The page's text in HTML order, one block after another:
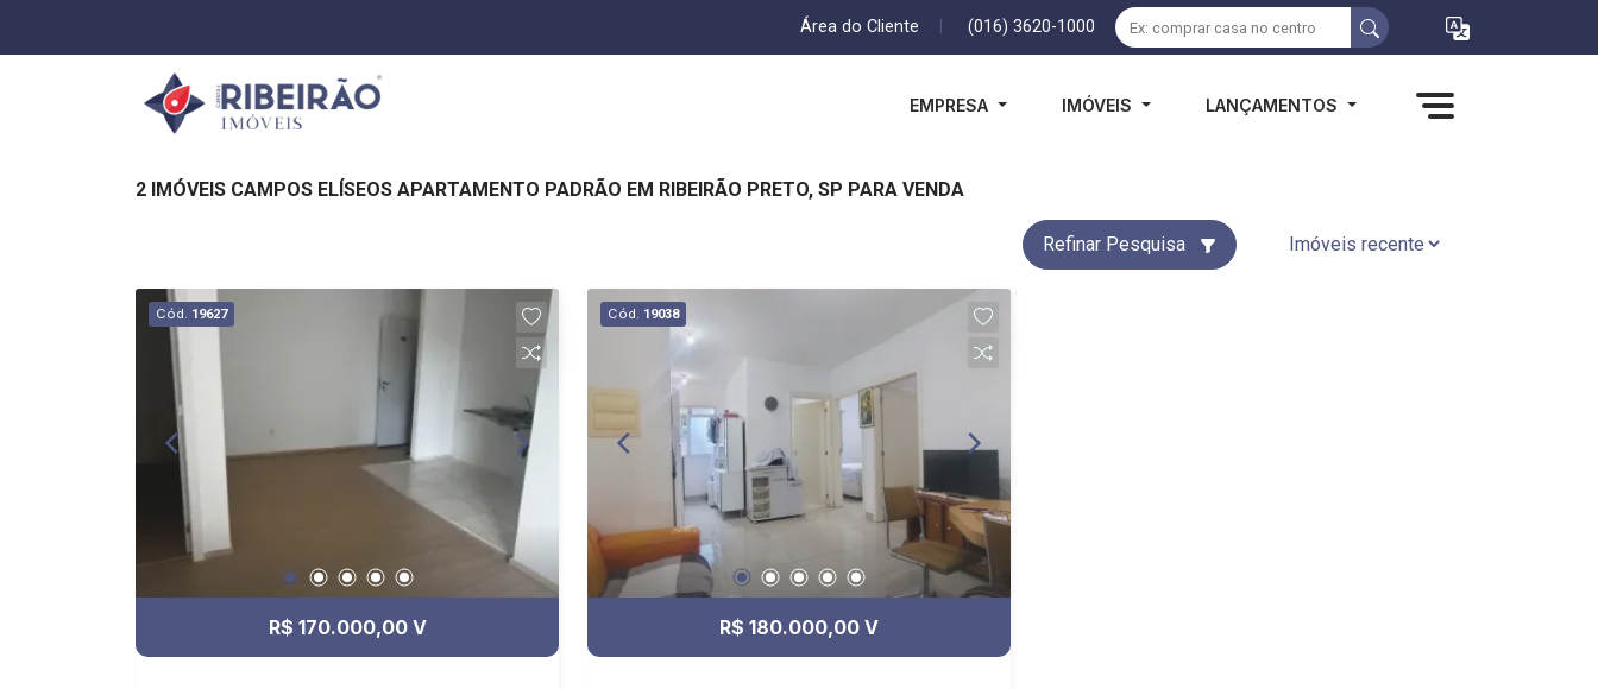
Área do Cliente (016) 3620-1000
EMPRESA IMÓVEIS LANÇAMENTOS
2 IMÓVEIS CAMPOS ELÍSEOS APARTAMENTO PADRÃO EM RIBEIRÃO PRETO, SP PARA VENDA
Refinar Pesquisa
Cód. 19627
R$ 170.000,00 V
Cód. 19038
R$ 180.000,00 V